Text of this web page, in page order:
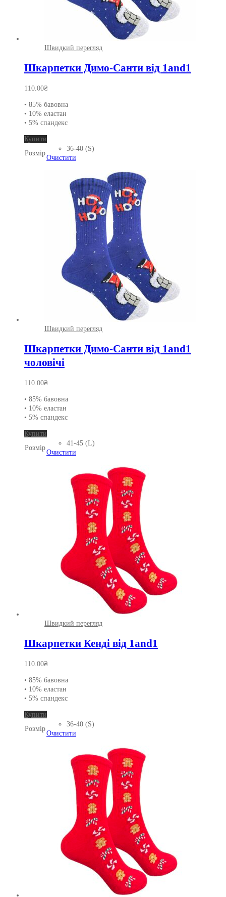
Швидкий перегляд
Шкарпетки Димо-Санти від 1and1
110.00₴
• 85% бавовна
• 10% еластан
• 5% спандекс
Купити
товар
має
Параметри
Розмір
36-40 (S)
Очистити
Швидкий перегляд
Шкарпетки Димо-Санти від 1and1
чоловічі
110.00₴
• 85% бавовна
• 10% еластан
• 5% спандекс
Купити
товар
має
Параметри
Розмір
41-45 (L)
Очистити
Швидкий перегляд
Шкарпетки Кенді від 1and1
110.00₴
• 85% бавовна
• 10% еластан
• 5% спандекс
Купити
товар
має
Параметри
Розмір
36-40 (S)
Очистити